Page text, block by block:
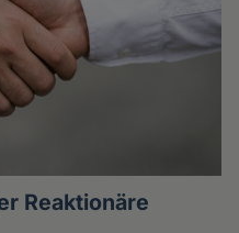
Reaktionäre